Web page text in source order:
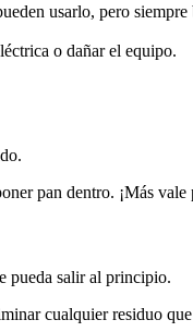
usarlo, pero
o dañar el equipo.
pan dentro. ¡Más
pueda salir al principio.
cualquier residuo